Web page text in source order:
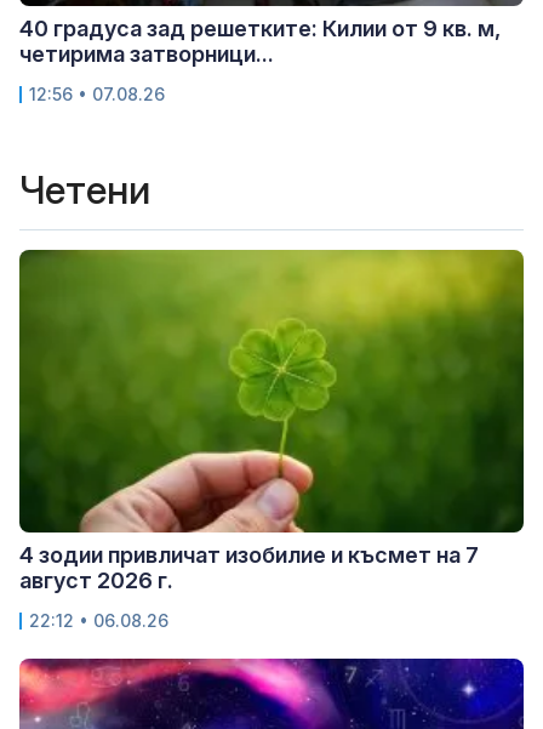
40 градуса зад решетките: Килии от 9 кв. м,
четирима затворници...
12:56 • 07.08.26
Четени
4 зодии привличат изобилие и късмет на 7
август 2026 г.
22:12 • 06.08.26